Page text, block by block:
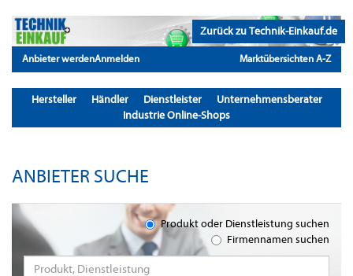
Zurück zu Technik-Einkauf.de
Anbieter werdenAnmelden Marktübersichten A-Z
Hersteller Händler Dienstleister
Unternehmensberater
Industrie Online-Shops
ANBIETER SUCHE
Produkt oder Dienstleistung suchen
Firmennamen suchen